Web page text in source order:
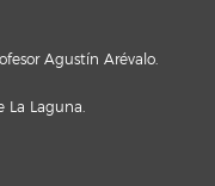
Agustín Arévalo.
La Laguna.